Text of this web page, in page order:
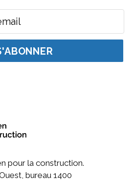
Adresse courriel pour
pour la construction.
bureau 1400